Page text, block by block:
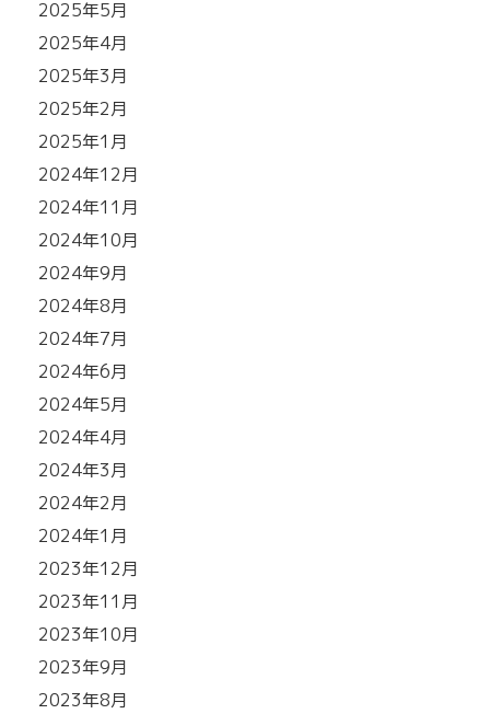
2025年5月
2025年4月
2025年3月
2025年2月
2025年1月
2024年12月
2024年11月
2024年10月
2024年9月
2024年8月
2024年7月
2024年6月
2024年5月
2024年4月
2024年3月
2024年2月
2024年1月
2023年12月
2023年11月
2023年10月
2023年9月
2023年8月